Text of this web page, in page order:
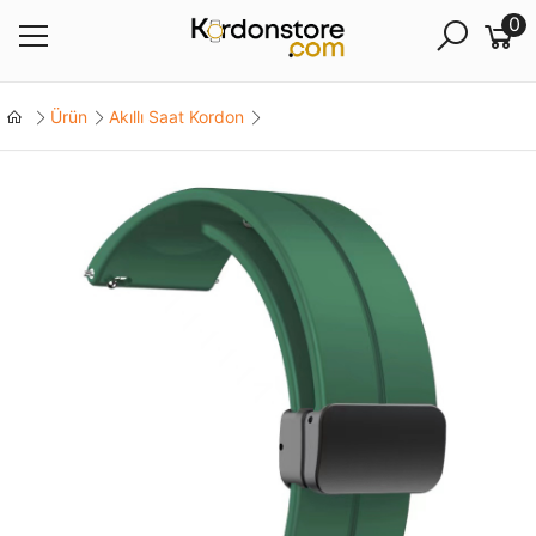
0
Ürün Akıllı Saat Kordon